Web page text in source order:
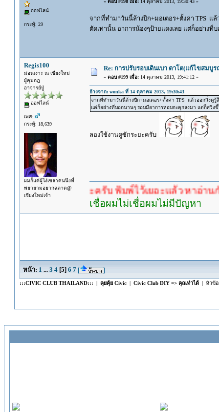
ออฟไลน์
กระทู้: 29
« ตอบ #198 เมื่อ:14 ตุลาคม 2013, 19:30:43 »
จากที่ทำมาวันนี้ล้างปีก+มอเตอร+ตั้งค่า TPS แ
ตัดเท่านั้น อาการน้องๆป้ายแดงเลย แต่ก็อย่าง
Regis100
ม่อนเงาะ ณ เชียงใหม่
ผู้คุมกฎ
อาจารย์ปู่
ออฟไลน์
เพศ:
กระทู้: 18,639
ผมก็แค่ผู้โง่เขลาคนนึงที่
พยายามอยากฉลาด@
เชียงใหม่เจ้า
Re: การปรับรอบเดินเบา ตาโต(แก้ไขสมบู
« ตอบ #199 เมื่อ:14 ตุลาคม 2013, 19:41:12 »
อ้างจาก: wonka ที่ 14 ตุลาคม 2013, 19:30:43
จากที่ทำมาวันนี้ล้างปีก+มอเตอร+ตั้งค่า TPS แล้วออกวิ่งดู
แต่ก็อย่างที่บอกนานๆ รอบมีอาการหอบกะตุกลงมา แต่ก็สวิ
ลองใช้งานดูซักระยะครับ
คำตอบนะครับ พิมพ์ไว้เยอะแล้ว หาอ่านกันดู
เชื่อผมไม่เชื่อผมไม่มีปัญหา
หน้า: 1 ... 3 4[5] 6 7
:::CIVIC CLUB THAILAND::: | คุยคุ้ย Civic| Civic Club DIY => คุณทำได้| หัวข้